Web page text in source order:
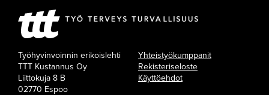
Työhyvinvoinnin erikoislehti
TTT Kustannus Oy
Liittokuja 8 B
02770 Espoo
Yhteistyökumppanit
Rekisteriseloste
Käyttöehdot